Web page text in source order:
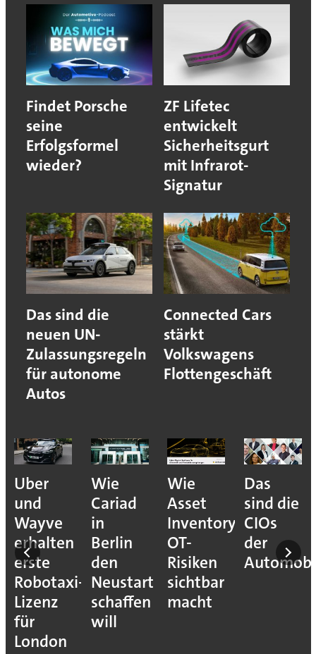
Findet Porsche
seine
Erfolgsformel
wieder?
ZF Lifetec
entwickelt
Sicherheitsgurt
mit Infrarot-
Signatur
Das sind die
neuen UN-
Zulassungsregeln
für autonome
Autos
Connected Cars
stärkt
Volkswagens
Flottengeschäft
Uber
und
Wayve
erhalten
erste
Robotaxi-
Lizenz
für
London
Wie
Cariad
in
Berlin
den
Neustart
schaffen
will
Wie
Asset
Inventory
OT-
Risiken
sichtbar
macht
Das
sind die
CIOs
der